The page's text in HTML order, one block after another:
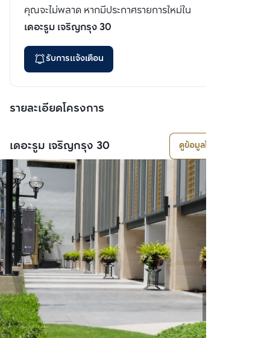
คุณจะไม่พลาด หากมีประกาศรายการใหม่ใน
เดอะรูม เจริญกรุง 30
รับการแจ้งเตือน
รายละเอียดโครงการ
เดอะรูม เจริญกรุง 30 ดูข้อมูลโครงการ